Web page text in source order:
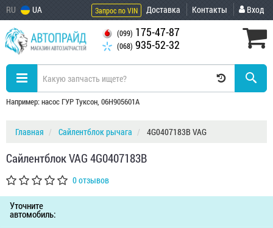
RU UA Запрос по VIN Доставка Контакты Вход
(099) 175-47-87
(068) 935-52-32
Например: насос ГУР Туксон, 06H905601A
Главная Сайлентблок рычага 4G0407183B VAG
Сайлентблок VAG 4G0407183B
0 отзывов
Уточните
автомобиль: